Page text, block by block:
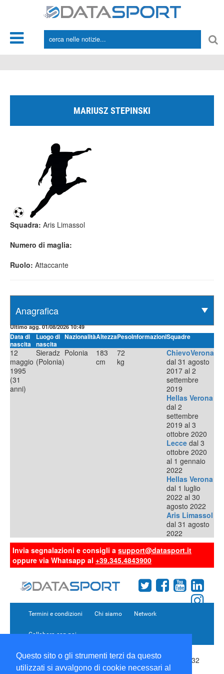
Questo sito o gli strumenti terzi da questo
utilizzati si avvalgono di cookie necessari al
MARIUSZ STEPINSKI
Squadra: Aris Limassol
Numero di maglia:
Ruolo: Attaccante
Ultimo agg. 01/08/2026 10:49
Data di
nascita
Luogo di
nascita
NazionalitàAltezzaPesoInformazioniSquadre
12
maggio
1995
(31
anni)
Sieradz
(Polonia)
Polonia
183
cm
72
kg
ChievoVerona
dal 31 agosto
2017 al 2
settembre
2019
Hellas Verona
dal 2
settembre
2019 al 3
ottobre 2020
Lecce dal 3
ottobre 2020
al 1 gennaio
2022
Hellas Verona
dal 1 luglio
2022 al 30
agosto 2022
Aris Limassol
dal 31 agosto
2022
Invia segnalazioni e consigli a support@datasport.it
oppure via Whatsapp al +39.345.4843900
Termini e condizioni Chi siamo Network
Collabora con noi
Copyright 1995-2026 ©Wise SrlVia Palmanova 8 20132
Milano Italia - P. IVA 09072090963 | ISSN: 2499-2925